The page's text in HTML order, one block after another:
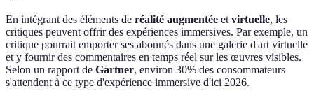
En intégrant des éléments de réalité augmentée et virtuelle, les
critiques peuvent offrir des expériences immersives. Par exemple, un
critique pourrait emporter ses abonnés dans une galerie d'art virtuelle
et y fournir des commentaires en temps réel sur les œuvres visibles.
Selon un rapport de Gartner, environ 30% des consommateurs
s'attendent à ce type d'expérience immersive d'ici 2026.